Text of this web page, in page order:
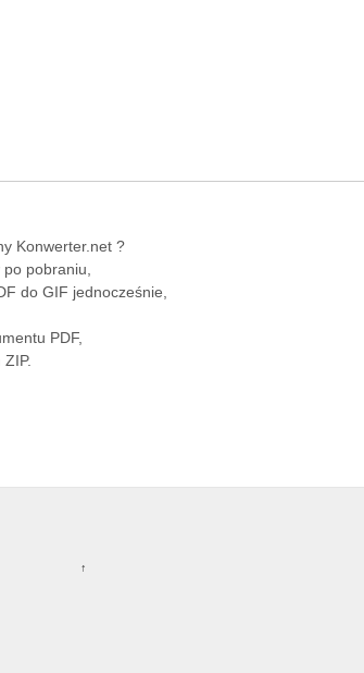
Konwerter.net ?
pobraniu,
do GIF jednocześnie,
PDF,
↑